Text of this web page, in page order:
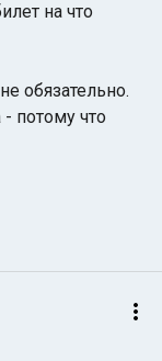
на что
обязательно.
потому что